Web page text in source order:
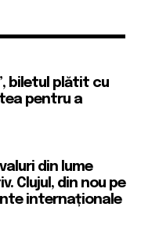
biletul plătit cu
pentru a
din lume
Clujul, din nou pe
internaționale